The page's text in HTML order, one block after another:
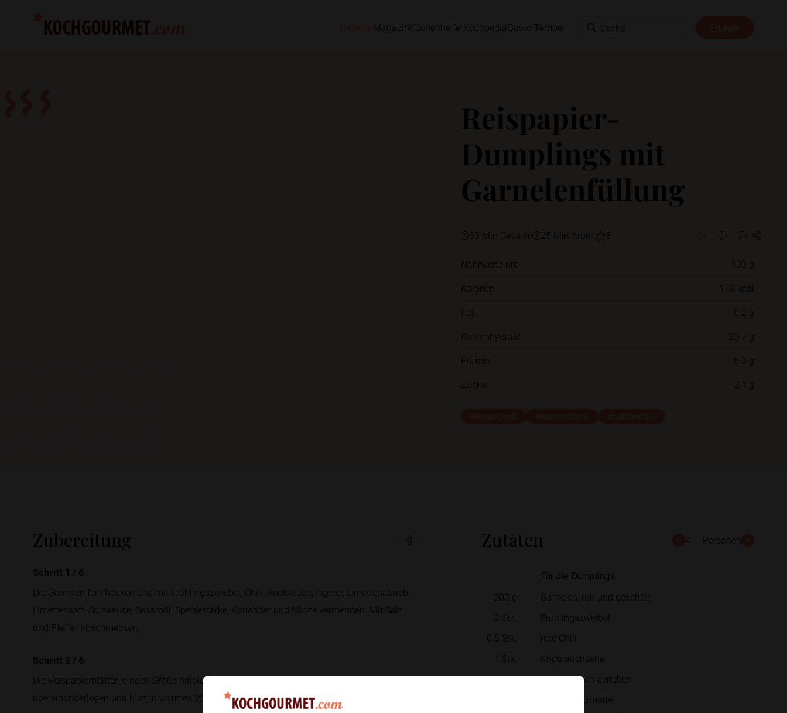
Magazin Küchenhelfer Kochpedia Gusto Tempel
Reispapier-
Dumplings mit
Garnelenfüllung
30 Min Gesamt 25 Min Arbeit 5
Nährwerte pro
100 g
Kalorien
178 kcal
Fett
6.2 g
Kohlenhydrate
23.7 g
Protein
6.3 g
Zucker
2.1 g
Zutaten 4 Personen
Für die Dumplings
200 g
Garnelen, roh und geschält
2 Stk.
Frühlingszwiebel
0.5 Stk.
rote Chili
1
Stk.
Knoblauchzehe
1TL
Ingwer, frisch gerieben
1 Stk. Bio-Limette
Zubereitung
Schritt 1 / 6
Die Garnelen fein hacken und mit Frühlingszwiebel, Chili, Knoblauch, Ingwer, Limettenabrieb,
Limettensaft, Sojasauce, Sesamöl, Speisestärke, Koriander und Minze vermengen. Mit Salz
und Pfeffer abschmecken.
Schritt 2 / 6
Die Reispapierblätter je nach Größe halbieren oder vierteln. Jeweils zwei Stück leicht versetzt
übereinanderlegen und kurz in warmes Wasser tauchen, bis sie geschmeidig werden.